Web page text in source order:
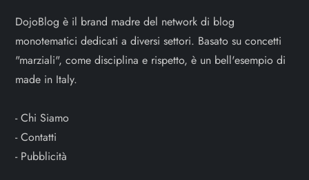
DojoBlog è il brand madre del network di blog
monotematici dedicati a diversi settori. Basato su concetti
"marziali", come disciplina e rispetto, è un bell'esempio di
made in Italy.
-Chi Siamo
-Contatti
- Pubblicità